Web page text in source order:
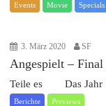
Events Movie Specials
3. März 2020 SF
Angespielt –
Teile es Das Jahr
Berichte Previews